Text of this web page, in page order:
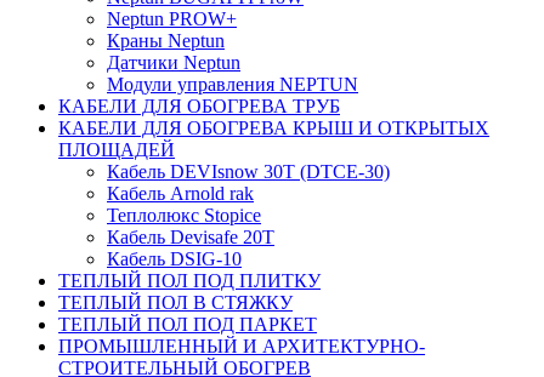
Neptun PROW+
Краны Neptun
Датчики Neptun
Модули управления NEPTUN
КАБЕЛИ ДЛЯ ОБОГРЕВА ТРУБ
КАБЕЛИ ДЛЯ ОБОГРЕВА КРЫШ И ОТКРЫТЫХ
ПЛОЩАДЕЙ
Кабель DEVIsnow 30Т (DTCE-30)
Кабель Arnold rak
Теплолюкс Stopice
Кабель Devisafe 20T
Кабель DSIG-10
ТЕПЛЫЙ ПОЛ ПОД ПЛИТКУ
ТЕПЛЫЙ ПОЛ В СТЯЖКУ
ТЕПЛЫЙ ПОЛ ПОД ПАРКЕТ
ПРОМЫШЛЕННЫЙ И АРХИТЕКТУРНО-
СТРОИТЕЛЬНЫЙ ОБОГРЕВ